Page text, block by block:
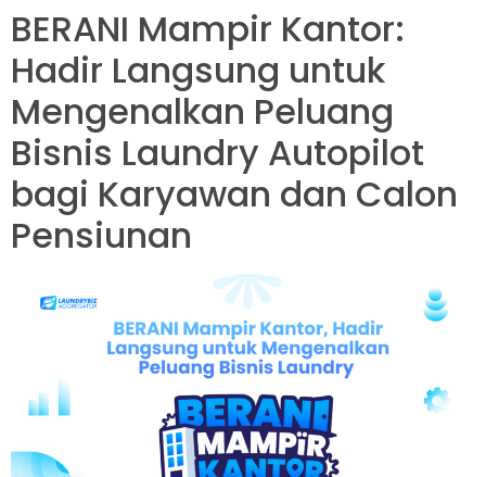
BERANI Mampir Kantor:
Hadir Langsung untuk
Mengenalkan Peluang
Bisnis Laundry Autopilot
bagi Karyawan dan Calon
Pensiunan